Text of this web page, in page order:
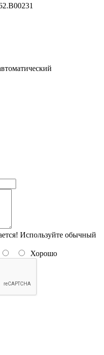
Используйте обычный
Хорошо